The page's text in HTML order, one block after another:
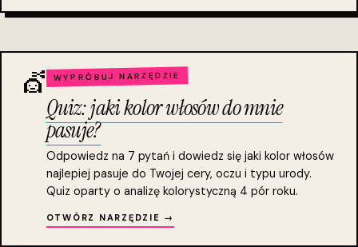
💇 WYPRÓBUJ NARZĘDZIE
Quiz: jaki kolor włosów do mnie
pasuje?
Odpowiedz na 7 pytań i dowiedz się jaki kolor włosów
najlepiej pasuje do Twojej cery, oczu i typu urody.
Quiz oparty o analizę kolorystyczną 4 pór roku.
OTWÓRZ NARZĘDZIE →